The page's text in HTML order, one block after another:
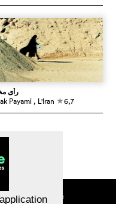
رأی
Payami , L'Iran c6,7
de cinefile